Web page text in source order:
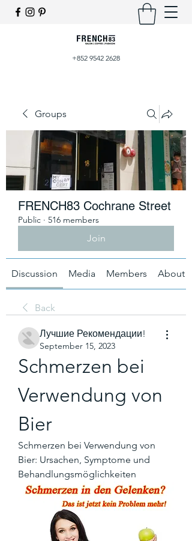
+852 9542 2628
Groups
FRENCH83 Cochrane Street
Public · 516 members
Join
Discussion Media Members About
Back
Лучшие Рекомендации!
September 15, 2023
Schmerzen bei
Verwendung von
Bier
Schmerzen bei Verwendung von
Bier: Ursachen, Symptome und
Behandlungsmöglichkeiten